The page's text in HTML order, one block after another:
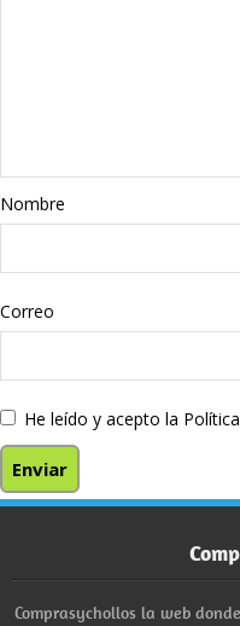
libros
Correo
He leído y acepto la
Comprasychollos la web